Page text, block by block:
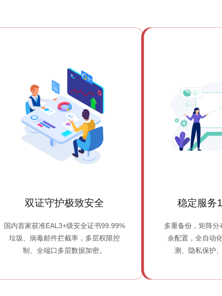
双证守护极致安全
国内首家获准EAL3+级安全证书99.99%
垃圾、病毒邮件拦截率，多层权限控
制、全端口多层数据加密。
稳定服务
多重备份，矩阵
余配置，全自动
测、隐私保护